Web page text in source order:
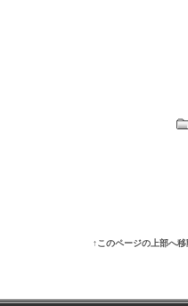
↑このページの上部へ移